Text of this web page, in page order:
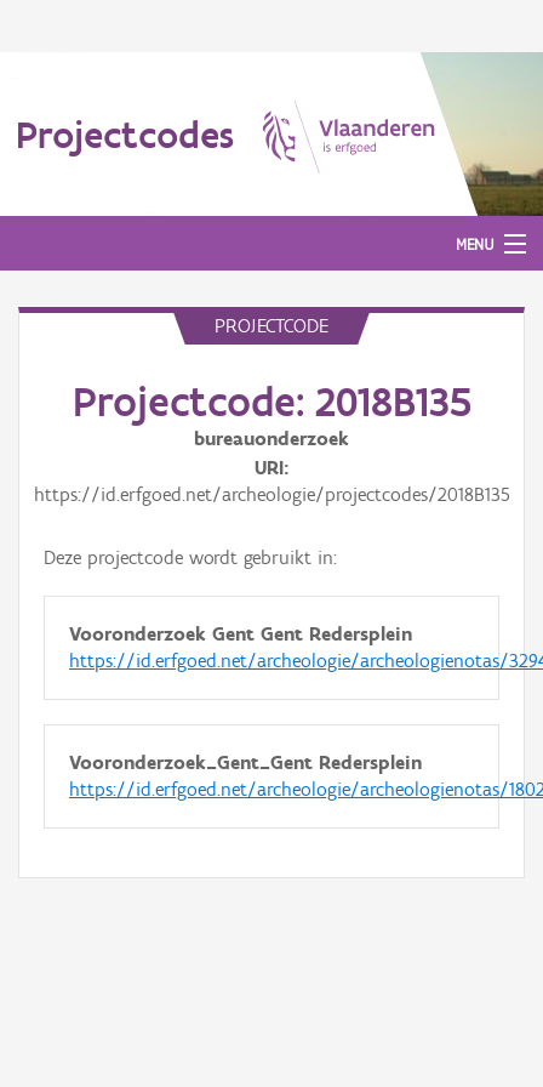
Projectcodes
MENU
PROJECTCODE
Projectcode: 2018B135
bureauonderzoek
URI
https://id.erfgoed.net/archeologie/projectcodes/2018B135
Deze projectcode wordt gebruikt in:
Vooronderzoek Gent Gent Redersplein
https://id.erfgoed.net/archeologie/archeologienotas/
Vooronderzoek_Gent_Gent Redersplein
https://id.erfgoed.net/archeologie/archeologienotas/